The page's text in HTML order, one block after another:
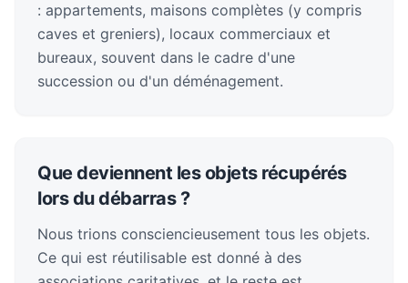
: appartements, maisons complètes (y compris
caves et greniers), locaux commerciaux et
bureaux, souvent dans le cadre d'une
succession ou d'un déménagement.
Que deviennent les objets récupérés
lors du débarras ?
Nous trions consciencieusement tous les objets.
Ce qui est réutilisable est donné à des